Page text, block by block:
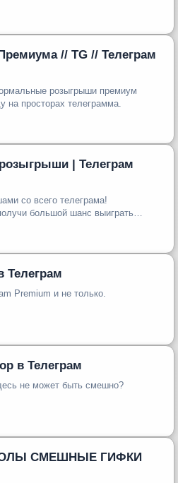
// TG // Телеграм
розыгрыши премиум
на просторах телеграмма.
| Телеграм
со всего телеграма!
большой шанс выиграть
и не только
Телеграм
Premium и не только.
в Телеграм
не может быть смешно?
СМЕШНЫЕ ГИФКИ